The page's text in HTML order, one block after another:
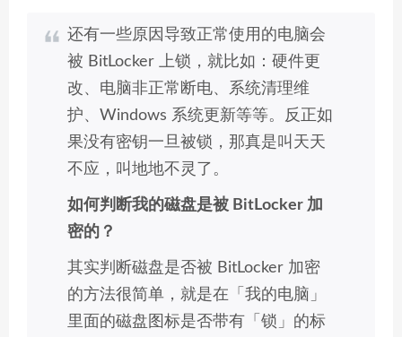
还有一些原因导致正常使用的电脑会
被 BitLocker 上锁，就比如：硬件更
改、电脑非正常断电、系统清理维
护、Windows 系统更新等等。反正如
果没有密钥一旦被锁，那真是叫天天
不应，叫地地不灵了。
如何判断我的磁盘是被 BitLocker 加
密的？
其实判断磁盘是否被 BitLocker 加密
的方法很简单，就是在「我的电脑」
里面的磁盘图标是否带有「锁」的标